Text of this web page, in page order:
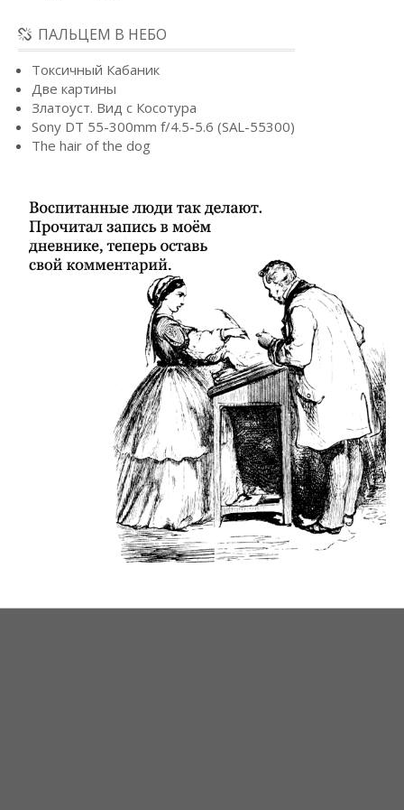
ПАЛЬЦЕМ В НЕБО
Токсичный Кабаник
Две картины
Златоуст. Вид с Косотура
Sony DT 55-300mm f/4.5-5.6 (SAL-55300)
The hair of the dog